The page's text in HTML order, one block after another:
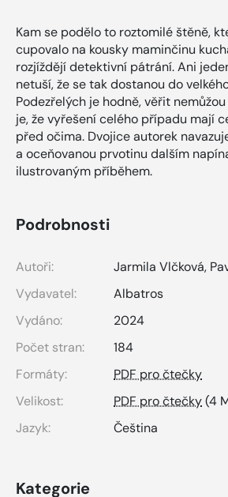
Kam se podělo to roztomilé štěně,
cupovalo na kousky maminčinu
rozjíždějí detektivní pátrání. Ani
netuší, že se tak dostanou do
Podezřelých je hodně, věřit
je, že vyřešení celého případu mají
před očima. Dvojice autorek
a oceňovanou prvotinu dalším
ilustrovaným příběhem.
Podrobnosti
Autoři: Jarmila Vlčková,
Vydavatel:
Albatros
Vydáno:
2024
Počet stran:
184
Formáty:
PDF pro čtečky
Velikost:
PDF pro čtečky(4
Jazyk:
Čeština
Kategorie